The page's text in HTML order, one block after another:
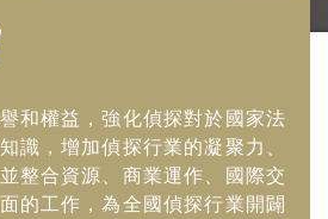
和權益，強化偵探對於國家法
識，增加偵探行業的凝聚力、
整合資源、商業運作、國際交
的工作，為全國偵探行業開闢